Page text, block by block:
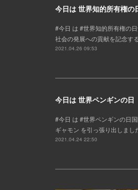
今日は 世界知的所有権の
#今日 は #世界知的所有権の
社会の発展への貢献を記念す
2021.04.26 09:53
今日は 世界ペンギンの日
#今日 は #世界ペンギンの日
ギャモン を引っ張り出しま
2021.04.24 22:50